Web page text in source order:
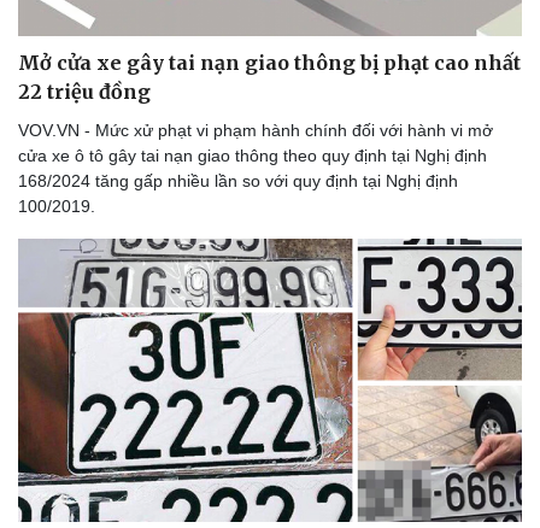
Du lịch
Tư vấn
Săn Tour
check-in
Câu chuyện thời sự
Đọc truyện đêm khuya
Cửa sổ tình yêu
Kể chuyện cho bé
Hạt giống tâm hồn
Mở cửa xe gây tai nạn giao thông bị phạt cao nhất
22 triệu đồng
VOV.VN - Mức xử phạt vi phạm hành chính đối với hành vi mở
cửa xe ô tô gây tai nạn giao thông theo quy định tại Nghị định
168/2024 tăng gấp nhiều lần so với quy định tại Nghị định
100/2019.